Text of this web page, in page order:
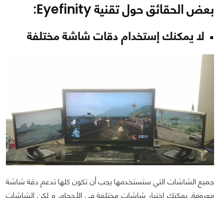
بعض الحقائق حول تقنيةEyefinity
:
لا يمكنك إستخدام دقات شاشة مختلفة
جميع الشاشات التي ستستخدمها يجب أن تكون كلها تدعم دقة شاشة
معروفة, يمكنك إختيار شاشات مختلفة في الأحجام, و لكن الشاشات